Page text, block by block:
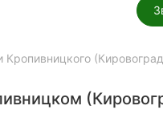
Кропивницкого